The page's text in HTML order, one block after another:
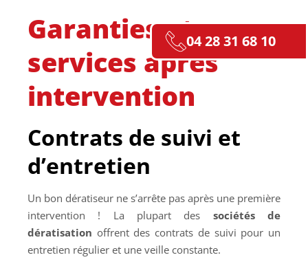
Garanties et
services après
intervention
Contrats de suivi et
d’entretien
Un bon dératiseur ne s’arrête pas après une première
intervention ! La plupart des sociétés de
dératisation offrent des contrats de suivi pour un
entretien régulier et une veille constante.
04 28 31 68 10